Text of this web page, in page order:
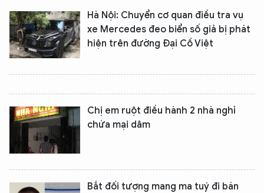
Hà Nội: Chuyển cơ quan điều tra vụ
xe Mercedes đeo biển số giả bị phát
hiện trên đường Đại Cồ Việt
Chị em ruột điều hành 2 nhà nghỉ
chứa mại dâm
Bắt đối tượng mang ma tuý đi bán